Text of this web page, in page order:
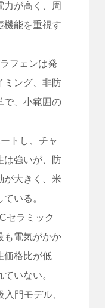
力が高く、周
機能を重視す
フェンは発
ミング、非防
で、小範囲の
トし、チャ
は強いが、防
が大きく、米
いる。
セラミック
も電気がかか
価格比が低
いない。
門モデル、